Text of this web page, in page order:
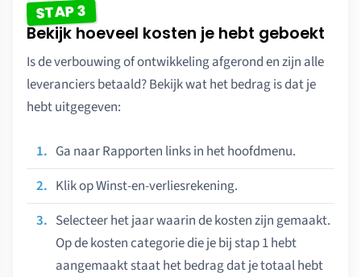
STAP 3
Bekijk hoeveel kosten je hebt geboekt
Is de verbouwing of ontwikkeling afgerond en zijn alle
leveranciers betaald? Bekijk wat het bedrag is dat je
hebt uitgegeven:
Ga naar Rapporten links in het hoofdmenu.
Klik op Winst-en-verliesrekening.
Selecteer het jaar waarin de kosten zijn gemaakt.
Op de kosten categorie die je bij stap 1 hebt
aangemaakt staat het bedrag dat je totaal hebt